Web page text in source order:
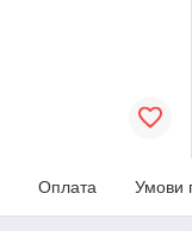
Оплата Умови